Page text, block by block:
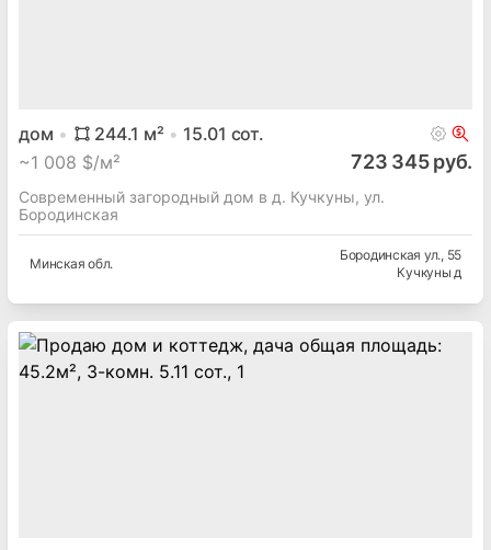
дом 244.1 м² 15.01 сот.
~1 008 $/м² 723 345 руб.
Современный загородный дом в д. Кучкуны, ул.
Бородинская
Минская обл.
Бородинская ул., 55
Кучкуны д